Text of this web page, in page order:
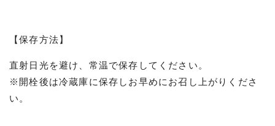
【保存方法】
直射日光を避け、常温で保存してください。
※開栓後は冷蔵庫に保存しお早めにお召し上がりくださ
い。